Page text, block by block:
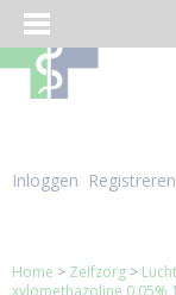
Inloggen Registreren
Home > Zelfzorg >
xylomethazoline 0.05%